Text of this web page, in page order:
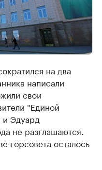
на два
написали
свои
"Единой
Эдуард
не разглашаются.
горсовета осталось